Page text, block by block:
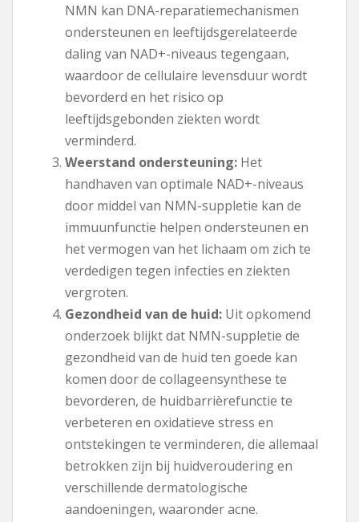
NMN kan DNA-reparatiemechanismen
ondersteunen en leeftijdsgerelateerde
daling van NAD+-niveaus tegengaan,
waardoor de cellulaire levensduur wordt
bevorderd en het risico op
leeftijdsgebonden ziekten wordt
verminderd.
Weerstand ondersteuning: Het
handhaven van optimale NAD+-niveaus
door middel van NMN-suppletie kan de
immuunfunctie helpen ondersteunen en
het vermogen van het lichaam om zich te
verdedigen tegen infecties en ziekten
vergroten.
Gezondheid van de huid: Uit opkomend
onderzoek blijkt dat NMN-suppletie de
gezondheid van de huid ten goede kan
komen door de collageensynthese te
bevorderen, de huidbarrièrefunctie te
verbeteren en oxidatieve stress en
ontstekingen te verminderen, die allemaal
betrokken zijn bij huidveroudering en
verschillende dermatologische
aandoeningen, waaronder acne.